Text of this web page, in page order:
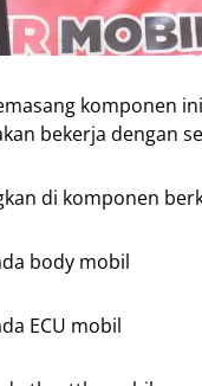
komponen
bekerja dengan
di komponen
body mobil
ECU mobil